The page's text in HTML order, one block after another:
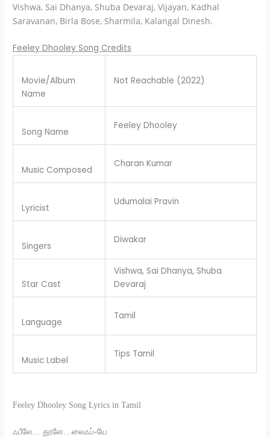
Vishwa, Sai Dhanya, Shuba Devaraj, Vijayan, Kadhal
Saravanan, Birla Bose, Sharmila, Kalangal Dinesh.
Feeley Dhooley Song Credits
Movie/Album
Name
Not Reachable (2022)
Song Name
Feeley Dhooley
Music Composed
Charan Kumar
Lyricist
Udumalai Pravin
Singers
Diwakar
Star Cast
Vishwa, Sai Dhanya, Shuba
Devaraj
Language
Tamil
Music Label
Tips Tamil
Feeley Dhooley Song Lyrics in Tamil
ஃபீலே… தூளே…லைஃப்-யே